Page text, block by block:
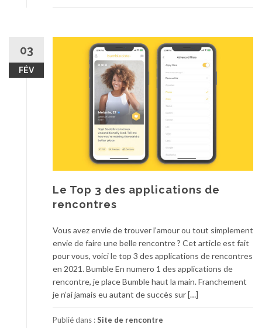
03
FÉV
Le Top 3 des applications de
rencontres
Vous avez envie de trouver l’amour ou tout simplement
envie de faire une belle rencontre ? Cet article est fait
pour vous, voici le top 3 des applications de rencontres
en 2021. Bumble En numero 1 des applications de
rencontre, je place Bumble haut la main. Franchement
je n’ai jamais eu autant de succès sur […]
Publié dans :Site de rencontre